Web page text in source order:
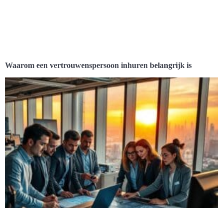
Waarom een vertrouwenspersoon inhuren belangrijk is